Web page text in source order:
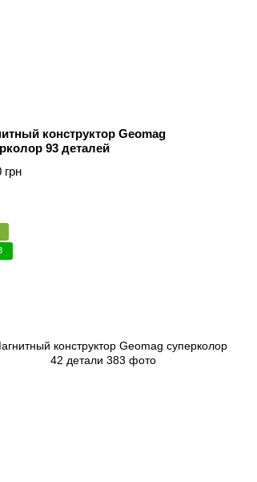
конструктор Geomag
93 деталей
грн